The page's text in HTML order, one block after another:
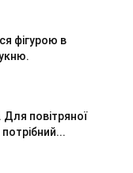
фігурою в
повітряної